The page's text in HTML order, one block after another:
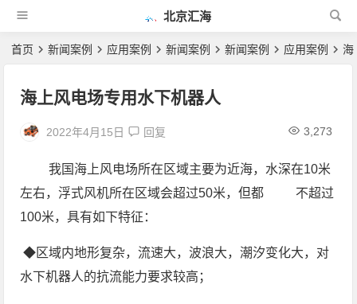
北京汇海
首页 新闻案例 应用案例 新闻案例 新闻案例 应用案例 海
海上风电场专用水下机器人
2022年4月15日 3,273
我国海上风电场所在区域主要为近海，水深在10米
左右，浮式风机所在区域会超过50米，但都 不超过
100米，具有如下特征：
◆区域内地形复杂，流速大，波浪大，潮汐变化大，对
水下机器人的抗流能力要求较高；